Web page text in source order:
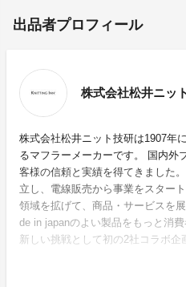
出品者プロフィール
株式会社松井ニッ
株式会社松井ニット技研は1907年
るマフラーメーカーです。 国内外
客様の信頼と実績を得てきました
立し、電線販売から事業をスター
領域を拡げて、商品・サービスを
de in japanのよい製品をもっと消
新しい挑戦として初の2社コラボ企